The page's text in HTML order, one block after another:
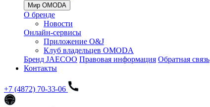
Мир OMODA
О бренде
Новости
Онлайн-сервисы
Приложение O&J
Клуб владельцев OMODA
Бренд JAECOO Правовая информация Обратная связь
Контакты
+7 (4872) 70-33-06